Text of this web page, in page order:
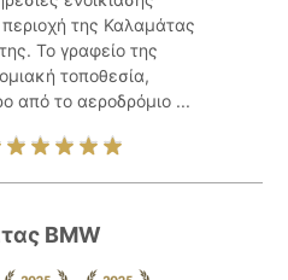
της Καλαμάτας
Το γραφείο της
τοποθεσία,
από το αεροδρόμιο ...
BMW